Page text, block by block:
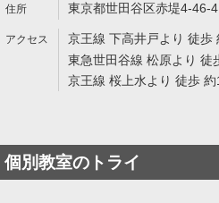
東京都世田谷区赤堤4-46-
京王線 下高井戸より 徒歩
東急世田谷線 松原より 徒
京王線 桜上水より 徒歩
個別教室のトライ